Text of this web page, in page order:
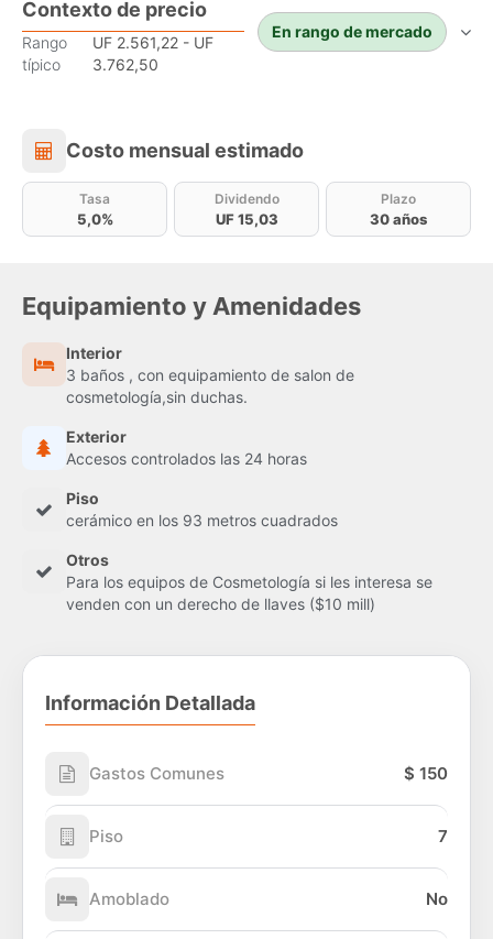
Contexto de precio
Rango
típico
UF 2.561,22 - UF
3.762,50
En rango de mercado
Costo mensual estimado
Costo mensual estimado
Tasa
5,0%
Dividendo
UF 15,03
Plazo
30 años
Equipamiento y Amenidades
Interior
3 baños , con equipamiento de salon de
cosmetología,sin duchas.
Exterior
Accesos controlados las 24 horas
Piso
cerámico en los 93 metros cuadrados
Otros
Para los equipos de Cosmetología si les interesa se
venden con un derecho de llaves ($10 mill)
Información Detallada
Gastos Comunes $ 150
Piso 7
Amoblado No